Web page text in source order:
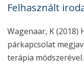
Felhasznált
Wagenaar, K (2018)
párkapcsolat
terápia